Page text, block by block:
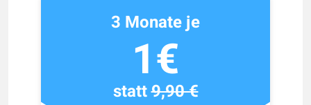
3 Monate je
1€
statt9,90 €